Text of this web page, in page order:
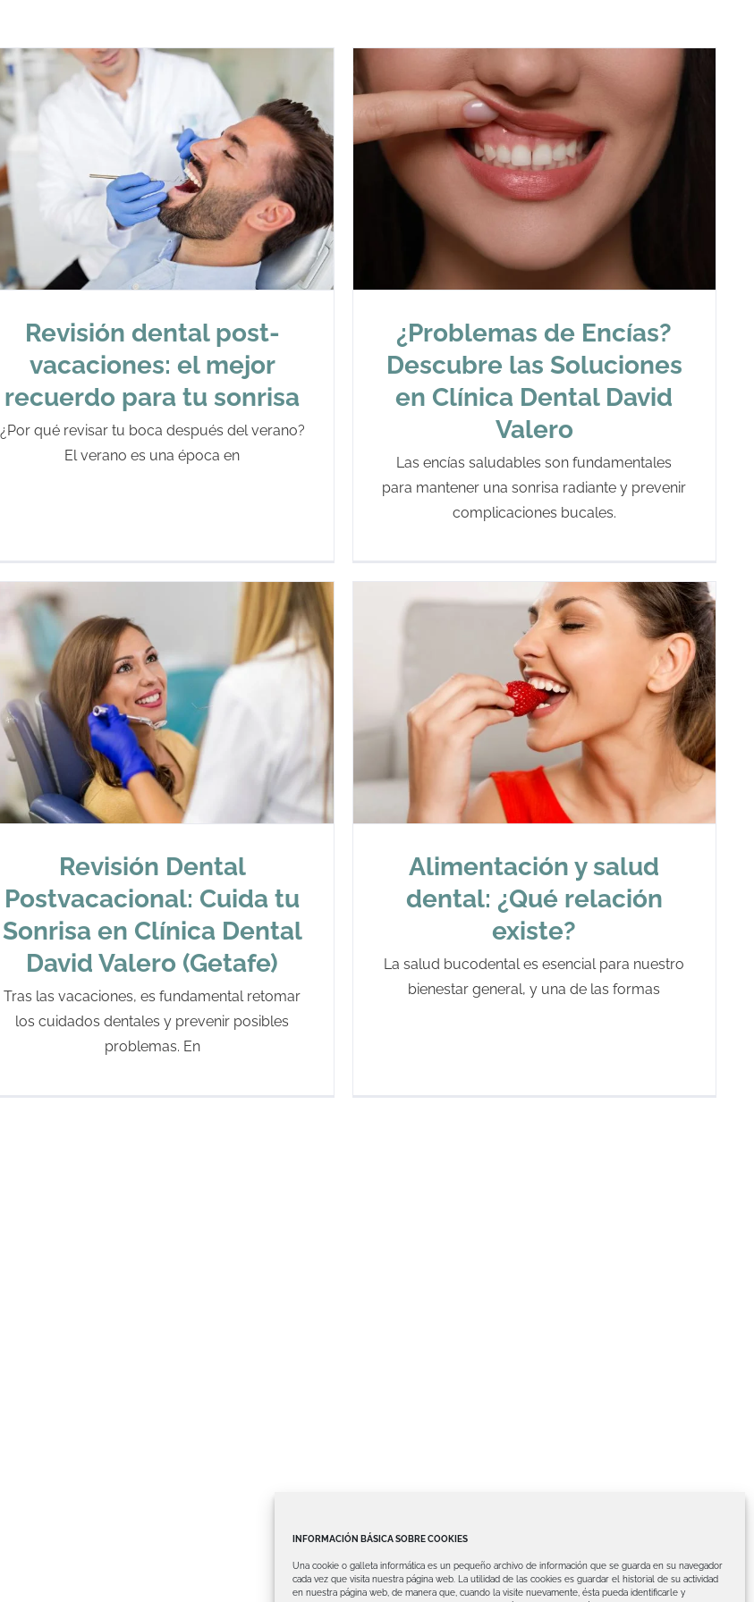
INFORMACIÓN BÁSICA SOBRE COOKIES
Una cookie o galleta informática es un pequeño archivo de información que se guarda en su navegador
cada vez que visita nuestra página web.
La utilidad de las cookies es guardar el historial de su actividad
en nuestra página web, de manera que, cuando la visite nuevamente, ésta pueda identificarle y
Revisión dental post-
vacaciones: el mejor
recuerdo para tu sonrisa
¿Por qué revisar tu boca después del verano?
El verano es una época en
¿Problemas de Encías?
Descubre las Soluciones
en Clínica Dental David
Valero
Las encías saludables son fundamentales
para mantener una sonrisa radiante y prevenir
complicaciones bucales.
Revisión Dental
Postvacacional: Cuida tu
Sonrisa en Clínica Dental
David Valero (Getafe)
Tras las vacaciones, es fundamental retomar
los cuidados dentales y prevenir posibles
problemas. En
Alimentación y salud
dental: ¿Qué relación
existe?
La salud bucodental es esencial para nuestro
bienestar general, y una de las formas